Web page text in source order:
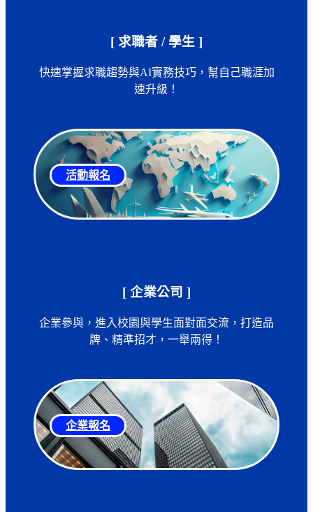
[ 求職者 / 學生 ]
快速掌握求職趨勢與AI實務技巧，幫自己職涯加
速升級！
活動報名
[ 企業公司 ]
企業參與，進入校園與學生面對面交流，打造品
牌、精準招才，一舉兩得！
企業報名